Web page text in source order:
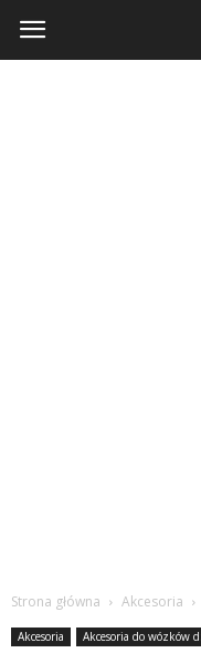
KochamyDzieci.pl
Strona główna Akcesoria
Akcesoria Akcesoria do wózków